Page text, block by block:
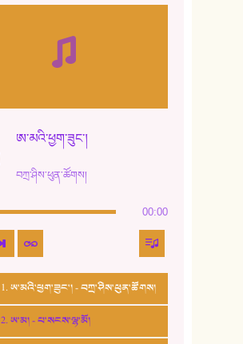
ཨ་མའི་ཕྱག་ཟུང་།
བཀྲ་ཤིས་ཕུན་ཚོགས།
00:00
1. ཨ་མའི་ཕྱག་ཟུང་། - བཀྲ་ཤིས་ཕུན་ཚོགས།
2. ཨ་མ། - པ་སངས་ལྷ་མོ།